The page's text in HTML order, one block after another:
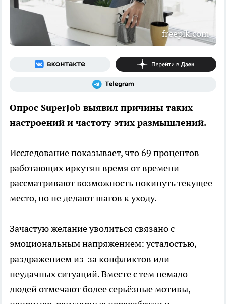
freepik.com
Опрос SuperJob выявил причины таких
настроений и частоту этих размышлений.
Исследование показывает, что 69 процентов
работающих иркутян время от времени
рассматривают возможность покинуть текущее
место, но не делают шагов к уходу.
Зачастую желание уволиться связано с
эмоциональным напряжением: усталостью,
раздражением из-за конфликтов или
неудачных ситуаций. Вместе с тем немало
людей отмечают более серьёзные мотивы,